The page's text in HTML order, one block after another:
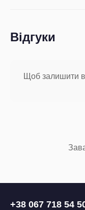
Відгуки
Щоб залишити
+38 067 718 54